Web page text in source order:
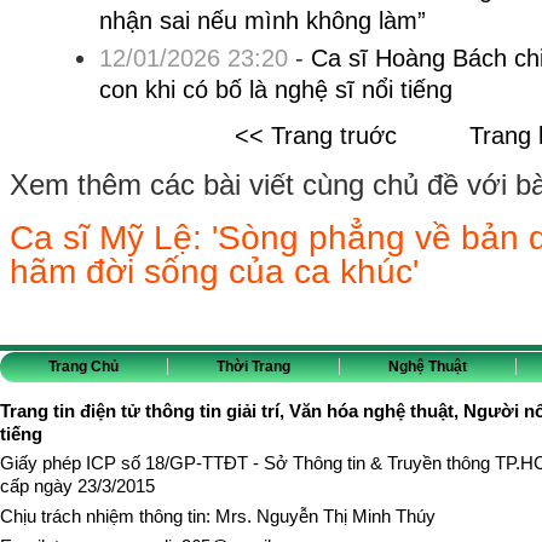
nhận sai nếu mình không làm”
12/01/2026 23:20- Ca sĩ Hoàng Bách
con khi có bố là nghệ sĩ nổi tiếng
<< Trang truớc
Trang
Xem thêm các bài viết cùng chủ đề với
Ca sĩ Mỹ Lệ: 'Sòng phẳng về bản
hãm đời sống của ca khúc'
Trang Chủ Thời Trang Nghệ Thuật
Trang tin điện tử thông tin giải trí, Văn hóa nghệ thuật, Người
tiếng
Giấy phép ICP số 18/GP-TTĐT - Sở Thông tin & Truyền thông
cấp ngày 23/3/2015
Chịu trách nhiệm thông tin: Mrs. Nguyễn Thị Minh Thúy